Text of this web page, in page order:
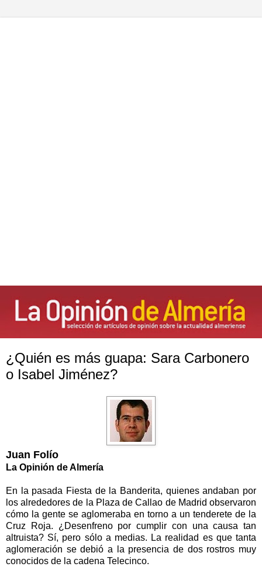
¿Quién es más guapa: Sara Carbonero
o Isabel Jiménez?
Juan Folío
La Opinión de Almería
En la pasada Fiesta de la Banderita, quienes andaban por
los alrededores de la Plaza de Callao de Madrid observaron
cómo la gente se aglomeraba en torno a un tenderete de la
Cruz Roja. ¿Desenfreno por cumplir con una causa tan
altruista? Sí, pero sólo a medias. La realidad es que tanta
aglomeración se debió a la presencia de dos rostros muy
conocidos de la cadena Telecinco.